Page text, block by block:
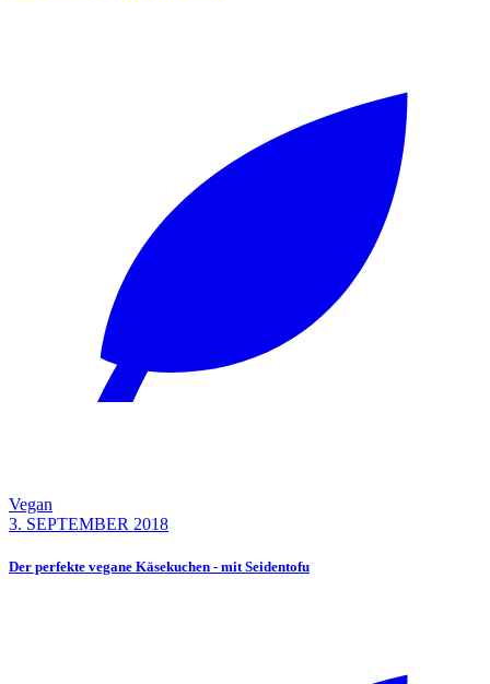
Vegan
3. SEPTEMBER 2018
Der perfekte vegane Käsekuchen - mit Seidentofu